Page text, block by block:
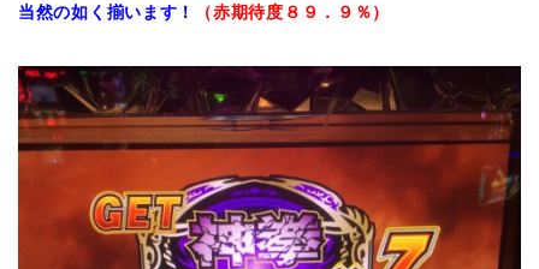
当然の如く揃います！ （赤期待度８９．９％）